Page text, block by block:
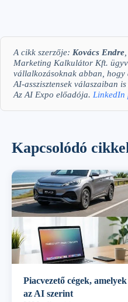
A cikk szerzője:Kovács Endre
Marketing Kalkulátor Kft.
vállalkozásoknak abban,
AI-asszisztensek válaszaiban
Az AI Expo előadója.LinkedIn
Kapcsolódó
Piacvezető cégek,
az AI szerint